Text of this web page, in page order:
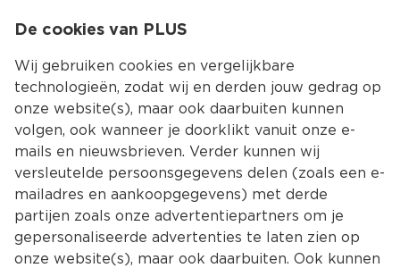
Kies jouw
De cookies van PLUS
Wij gebruiken cookies en vergelijkbare
technologieën, zodat wij en derden jouw gedrag op
onze website(s), maar ook daarbuiten kunnen
volgen, ook wanneer je doorklikt vanuit onze e-
mails en nieuwsbrieven. Verder kunnen wij
versleutelde persoonsgegevens delen (zoals een e-
mailadres en aankoopgegevens) met derde
partijen zoals onze advertentiepartners om je
gepersonaliseerde advertenties te laten zien op
onze website(s), maar ook daarbuiten. Ook kunnen